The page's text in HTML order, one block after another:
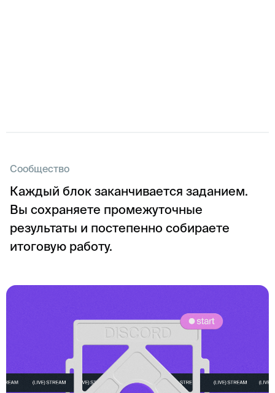
Сообщество
Каждый блок заканчивается заданием.
Вы сохраняете промежуточные
результаты и постепенно собираете
итоговую работу.